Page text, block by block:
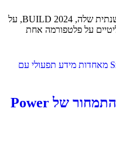
Snowflake הכריזה בוועידת המפתחים השנתית שלה, BUILD 2024, על
על פלטפורמה אחת
Read more: טבלאות חדשות של Snoflakes מאחדות מידע תפעולי עם
מיקרוסופט משנה את מודל התמחור של Power